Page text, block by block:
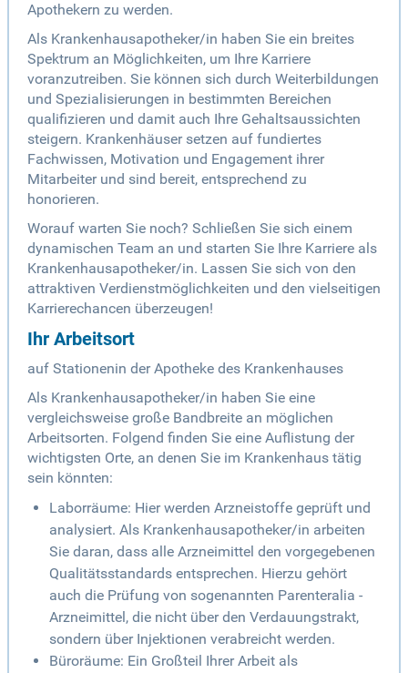
Apothekern zu werden.
Als Krankenhausapotheker/in haben Sie ein breites
Spektrum an Möglichkeiten, um Ihre Karriere
voranzutreiben. Sie können sich durch Weiterbildungen
und Spezialisierungen in bestimmten Bereichen
qualifizieren und damit auch Ihre Gehaltsaussichten
steigern. Krankenhäuser setzen auf fundiertes
Fachwissen, Motivation und Engagement ihrer
Mitarbeiter und sind bereit, entsprechend zu
honorieren.
Worauf warten Sie noch? Schließen Sie sich einem
dynamischen Team an und starten Sie Ihre Karriere als
Krankenhausapotheker/in. Lassen Sie sich von den
attraktiven Verdienstmöglichkeiten und den vielseitigen
Karrierechancen überzeugen!
Ihr Arbeitsort
auf Stationenin der Apotheke des Krankenhauses
Als Krankenhausapotheker/in haben Sie eine
vergleichsweise große Bandbreite an möglichen
Arbeitsorten. Folgend finden Sie eine Auflistung der
wichtigsten Orte, an denen Sie im Krankenhaus tätig
sein könnten:
Laborräume: Hier werden Arzneistoffe geprüft und
analysiert. Als Krankenhausapotheker/in arbeiten
Sie daran, dass alle Arzneimittel den vorgegebenen
Qualitätsstandards entsprechen. Hierzu gehört
auch die Prüfung von sogenannten Parenteralia -
Arzneimittel, die nicht über den Verdauungstrakt,
sondern über Injektionen verabreicht werden.
Büroräume: Ein Großteil Ihrer Arbeit als